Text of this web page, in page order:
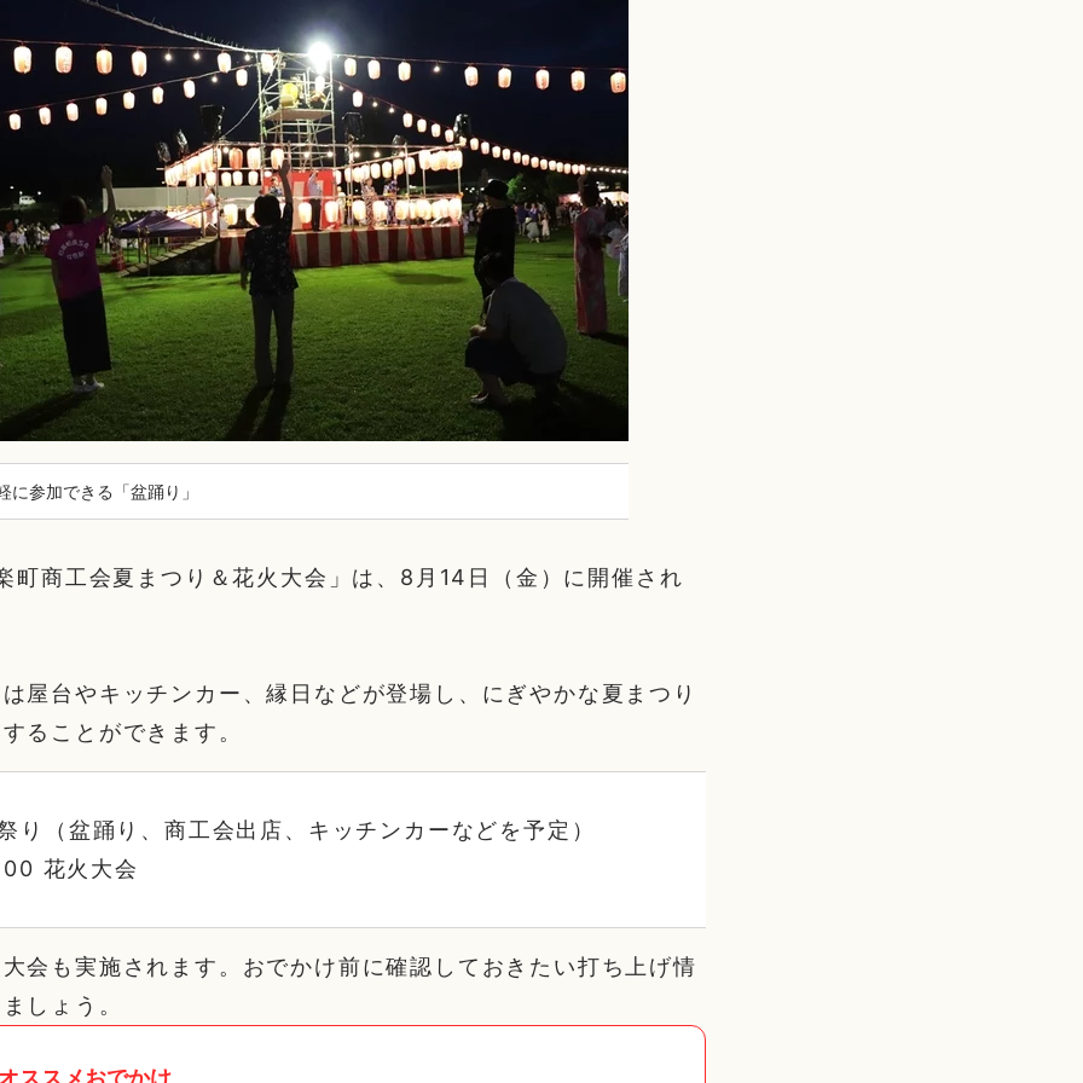
に参加できる「盆踊り」
町商工会夏まつり＆花火大会」は、8月14日（金）に開催され
屋台やキッチンカー、縁日などが登場し、にぎやかな夏まつり
ることができます。
り（盆踊り、商工会出店、キッチンカーなどを予定）
花火大会
会も実施されます。おでかけ前に確認しておきたい打ち上げ情
しょう。
ススメおでかけ